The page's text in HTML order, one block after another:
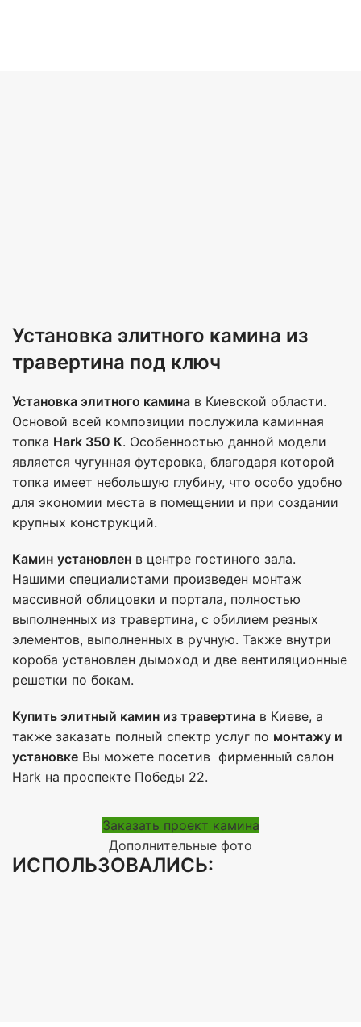
Установка элитного камина из
травертина под ключ
Установка элитного камина в Киевской области.
Основой всей композиции послужила каминная
топка Hark 350 К. Особенностью данной модели
является чугунная футеровка, благодаря которой
топка имеет небольшую глубину, что особо удобно
для экономии места в помещении и при создании
крупных конструкций.
Камин установлен в центре гостиного зала.
Нашими специалистами произведен монтаж
массивной облицовки и портала, полностью
выполненных из травертина, с обилием резных
элементов, выполненных в ручную. Также внутри
короба установлен дымоход и две вентиляционные
решетки по бокам.
Купить элитный камин из травертина в Киеве, а
также заказать полный спектр услуг по монтажу и
установке Вы можете посетив фирменный салон
Hark на проспекте Победы 22.
Заказать проект камина
Дополнительные фото
ИСПОЛЬЗОВАЛИСЬ: